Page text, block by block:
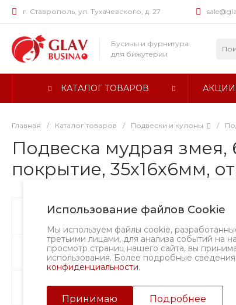
г. Ставрополь, ул. Тухачевского, д. 27
Бусины и фурнитура
для бижутерии
КАТАЛОГ ТОВАРОВ АКЦИИ
Главная / Каталог товаров / Подвески и кулоны /
Подвеска мудрая змея,
покрытие, 35х16х6мм,
Использование файлов Cookie
Мы используем файлы cookie,
третьими лицами, для анализа событий на
просмотр страниц нашего сайта, вы
использования. Более подробные
конфиденциальности.
Принимаю Подробнее
Бусины
Фурнитура
Подвески и кулоны